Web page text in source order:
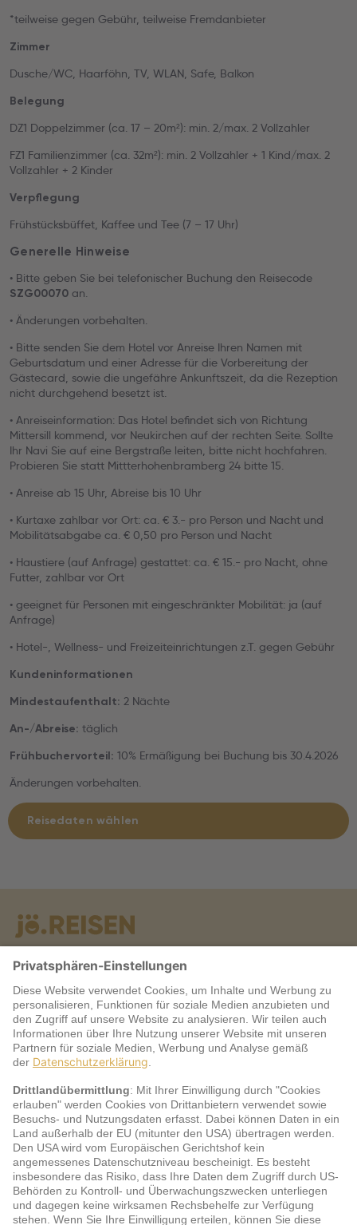
*teilweise gegen Gebühr, teilweise Fremdanbieter
Zimmer
Dusche/WC, Haarföhn, TV, WLAN, Safe, Balkon
Belegung
DZ1 Doppelzimmer (ca. 17 – 20m²): min. 2/max. 2 Vollzahler
FZ1 Familienzimmer (ca. 32m²): min. 2 Vollzahler + 1 Kind/max. 2
Vollzahler + 2 Kinder
Verpflegung
Frühstücksbüffet, Kaffee und Tee (7 – 17 Uhr)
Generelle Hinweise
• Bitte geben Sie bei telefonischer Buchung den Reisecode
SZG00070 an.
• Änderungen vorbehalten.
• Bitte senden Sie dem Hotel vor Anreise Ihren Namen mit
Geburtsdatum und einer Adresse für die Vorbereitung der
Gästecard, sowie die ungefähre Ankunftszeit, da die Rezeption
nicht durchgehend besetzt ist.
• Anreiseinformation: Das Hotel befindet sich von Richtung
Mittersill kommend, vor Neukirchen auf der rechten Seite. Sollte
Ihr Navi Sie auf eine Bergstraße leiten, bitte nicht hochfahren.
Probieren Sie statt Mittterhohenbramberg 24 bitte 15.
• Anreise ab 15 Uhr, Abreise bis 10 Uhr
• Kurtaxe zahlbar vor Ort: ca. € 3.- pro Person und Nacht und
Mobilitätsabgabe ca. € 0,50 pro Person und Nacht
• Haustiere (auf Anfrage) gestattet: ca. € 15.- pro Nacht, ohne
Futter, zahlbar vor Ort
• geeignet für Personen mit eingeschränkter Mobilität: ja (auf
Anfrage)
• Hotel-, Wellness- und Freizeiteinrichtungen z.T. gegen Gebühr
Kundeninformationen
Mindestaufenthalt: 2 Nächte
An-/Abreise: täglich
Frühbuchervorteil: 10% Ermäßigung bei Buchung bis 30.4.2026
Änderungen vorbehalten.
Reisedaten wählen
Warum jö?
Service
jö Bonus Club Partner